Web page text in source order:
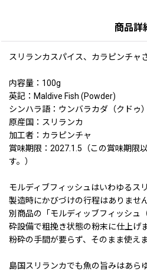
商品詳
スリランカスパイス、カラピンチャ
内容量：100g
英記：Maldive Fish (Powder)
シンハラ語：ウンバラカダ（クドゥ）
原産国：スリランカ
加工者：カラピンチャ
賞味期限：2027.1.5（この賞味期限
す。）
モルディブフィッシュはいわゆるス
製造時にかびづけの行程はありません
別商品の「モルディッブフィッシュ
砕設備で粗挽き状態の粉末に仕上げ
粉砕の手間が要らず、そのまま使えま
島国スリランカでも魚の旨みはあら